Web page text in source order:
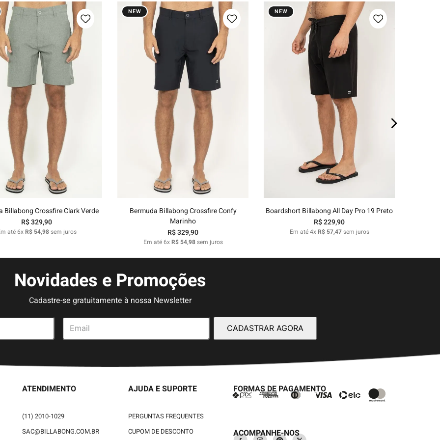
42 46
Adicionar ao carrinho
Billabong Crossfire Clark Verde
R$329,90
até6xR$ 54,98sem juros
NEW
42 44
Adicionar ao carrinho
Bermuda Billabong Crossfire Confy
Marinho
R$329,90
Em até6xR$ 54,98sem juros
NEW
42 44
Adicionar ao carrinho
Boardshort Billabong All Day Pro 19 Preto
R$229,90
Em até4xR$ 57,47sem juros
Novidades e Promoções
Cadastre-se gratuitamente à nossa Newsletter
CADASTRAR AGORA
ATENDIMENTO
(11) 2010-1029
SAC@BILLABONG.COM.BR
AJUDA E SUPORTE
PERGUNTAS FREQUENTES
CUPOM DE DESCONTO
FORMAS DE PAGAMENTO
ACOMPANHE-NOS